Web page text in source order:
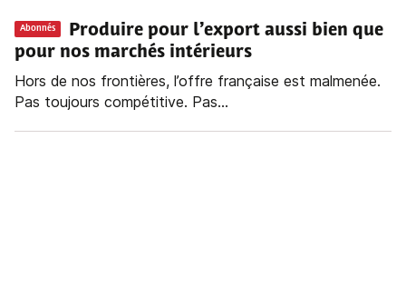
Abonnés
Produire pour l’export aussi bien que
pour nos marchés intérieurs
Hors de nos frontières, l’offre française est malmenée.
Pas toujours compétitive. Pas...